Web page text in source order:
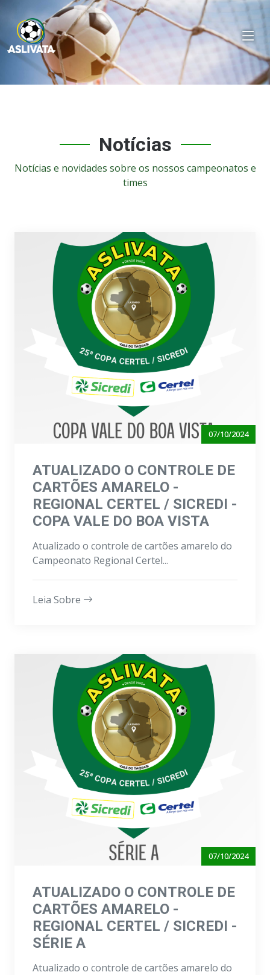
Notícias
Notícias e novidades sobre os nossos campeonatos e
times
07/10/2024
ATUALIZADO O CONTROLE DE
CARTÕES AMARELO -
REGIONAL CERTEL / SICREDI -
COPA VALE DO BOA VISTA
Atualizado o controle de cartões amarelo do
Campeonato Regional Certel...
Leia Sobre
07/10/2024
ATUALIZADO O CONTROLE DE
CARTÕES AMARELO -
REGIONAL CERTEL / SICREDI -
SÉRIE A
Atualizado o controle de cartões amarelo do